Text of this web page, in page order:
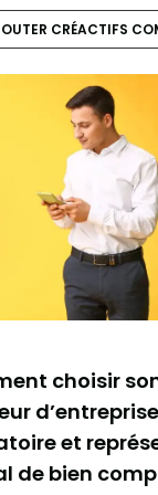
CRÉACTIFS
choisir
et
de bien